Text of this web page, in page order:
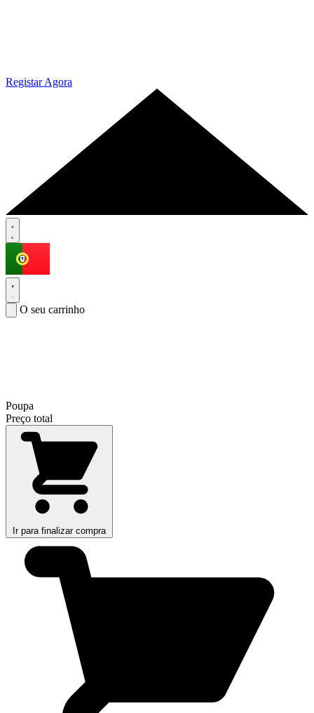
Registar Agora
O seu carrinho
Poupa
Preço total
Ir para finalizar compra